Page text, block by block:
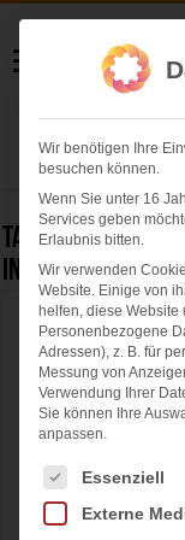
Tag Archives:
in Hellabrunn
Richtfest der
Hellabrunn
Wir benötigen Ihre
besuchen können.
Wenn Sie unter 16
Services geben
Erlaubnis bitten.
Wir verwenden
Website. Einige von
helfen, diese
Personenbezogene
Adressen), z. B. für
Messung von
Verwendung Ihrer
Sie können Ihre
anpassen.
Es folgt eine Liste
Essenziell
Externe